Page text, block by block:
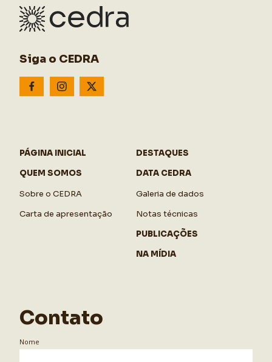
Siga o CEDRA
PÁGINA INICIAL
QUEM SOMOS
Sobre o CEDRA
Carta de apresentação
DESTAQUES
DATA CEDRA
Galeria de dados
Notas técnicas
PUBLICAÇÕES
NA MÍDIA
Contato
Nome